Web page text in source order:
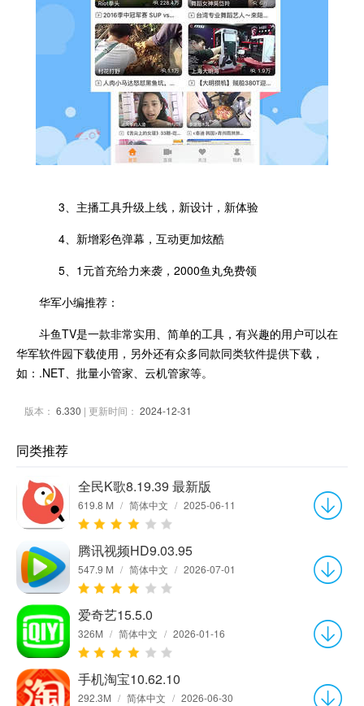
3、主播工具升级上线，新设计，新体验
4、新增彩色弹幕，互动更加炫酷
5、1元首充给力来袭，2000鱼丸免费领
华军小编推荐：
斗鱼TV是一款非常实用、简单的工具，有兴趣的用户可以在
华军软件园下载使用，另外还有众多同款同类软件提供下载，
如：.NET、批量小管家、云机管家等。
版本： 6.330 | 更新时间： 2024-12-31
同类推荐
全民K歌8.19.39 最新版
619.8 M / 简体中文 / 2025-06-11
腾讯视频HD9.03.95
547.9 M / 简体中文 / 2026-07-01
爱奇艺15.5.0
326M / 简体中文 / 2026-01-16
手机淘宝10.62.10
292.3M / 简体中文 / 2026-06-30